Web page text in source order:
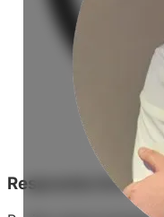
Respuesta